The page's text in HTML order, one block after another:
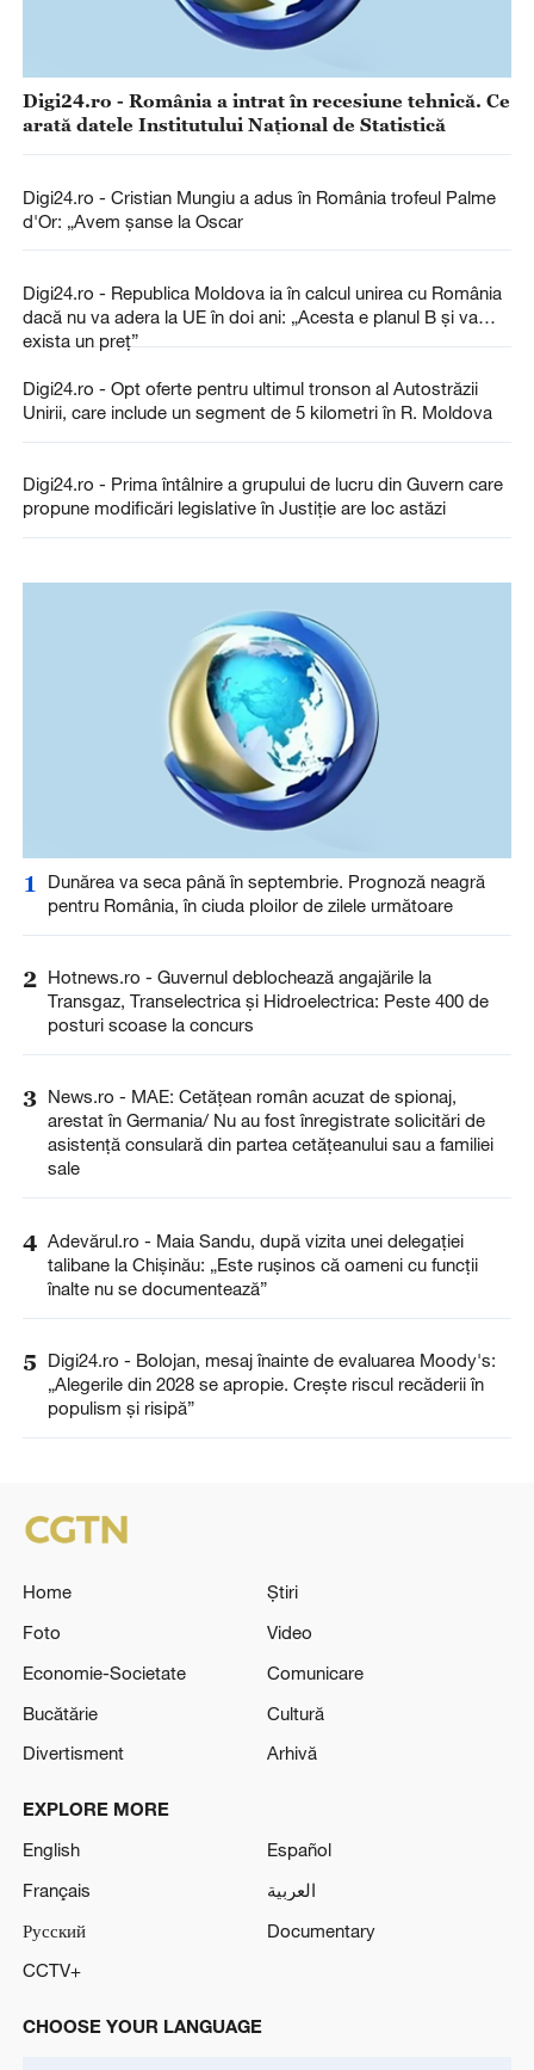
Digi24.ro - România a intrat în recesiune tehnică. Ce
arată datele Institutului Național de Statistică
Digi24.ro - Cristian Mungiu a adus în România trofeul Palme
d'Or: „Avem șanse la Oscar
Digi24.ro - Republica Moldova ia în calcul unirea cu România
dacă nu va adera la UE în doi ani: „Acesta e planul B și va
exista un preț”
Digi24.ro - Opt oferte pentru ultimul tronson al Autostrăzii
Unirii, care include un segment de 5 kilometri în R. Moldova
Digi24.ro - Prima întâlnire a grupului de lucru din Guvern care
propune modificări legislative în Justiţie are loc astăzi
1
Dunărea va seca până în septembrie. Prognoză neagră
pentru România, în ciuda ploilor de zilele următoare
2 Hotnews.ro - Guvernul deblochează angajările la
Transgaz, Transelectrica și Hidroelectrica: Peste 400 de
posturi scoase la concurs
3 News.ro - MAE: Cetăţean român acuzat de spionaj,
arestat în Germania/ Nu au fost înregistrate solicitări de
asistenţă consulară din partea cetăţeanului sau a familiei
sale
4 Adevărul.ro - Maia Sandu, după vizita unei delegației
talibane la Chișinău: „Este rușinos că oameni cu funcții
înalte nu se documentează”
5
Digi24.ro - Bolojan, mesaj înainte de evaluarea Moody's:
„Alegerile din 2028 se apropie. Crește riscul recăderii în
populism și risipă”
Home
Știri
Foto
Video
Economie-Societate
Comunicare
Bucătărie
Cultură
Divertisment
Arhivă
EXPLORE MORE
English
Español
Français
العربية
Русский
Documentary
CCTV+
CHOOSE YOUR LANGUAGE